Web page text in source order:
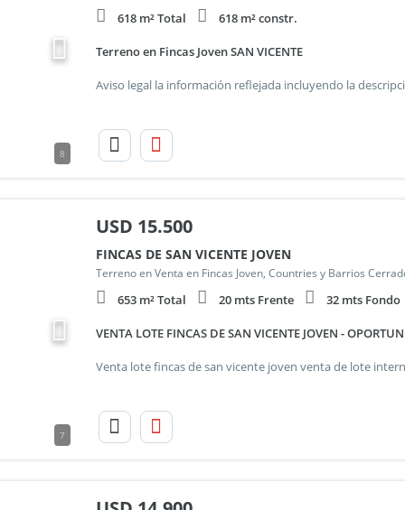
8
618 m² Total 618 m² constr.
Terreno en Fincas Joven SAN VICENTE
7
USD 15.500
FINCAS DE SAN VICENTE JOVEN
Terreno en Venta en Fincas Joven, Countries y Barrios
653 m² Total 20 mts Frente 32 mts Fondo
VENTA LOTE FINCAS DE SAN VICENTE JOVEN -